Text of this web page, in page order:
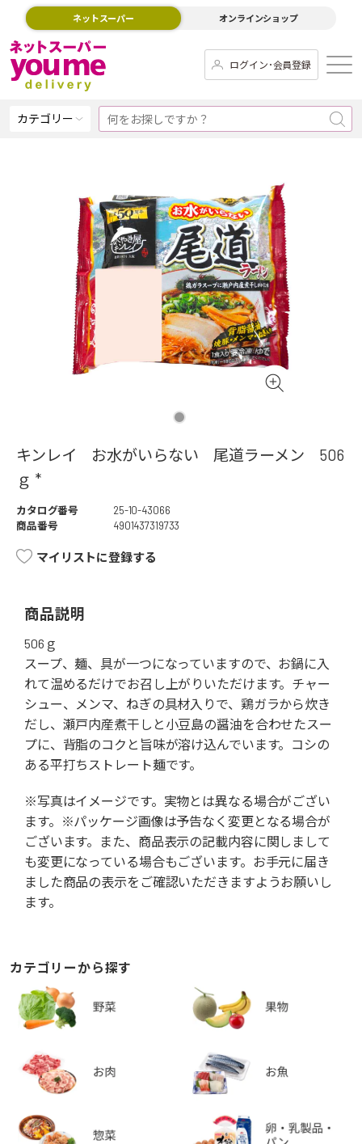
ネットスーパー オンラインショップ
ログイン･会員登録
カテゴリー
キンレイ お水がいらない 尾道ラーメン 506
ｇ *
カタログ番号
25-10-43066
商品番号
4901437319733
マイリストに登録する
商品説明
506ｇ
スープ、麺、具が一つになっていますので、お鍋に入
れて温めるだけでお召し上がりいただけます。チャー
シュー、メンマ、ねぎの具材入りで、鶏ガラから炊き
だし、瀬戸内産煮干しと小豆島の醤油を合わせたスー
プに、背脂のコクと旨味が溶け込んでいます。コシの
ある平打ちストレート麺です。
※写真はイメージです。実物とは異なる場合がござい
ます。※パッケージ画像は予告なく変更となる場合が
ございます。また、商品表示の記載内容に関しまして
も変更になっている場合もございます。お手元に届き
ました商品の表示をご確認いただきますようお願いし
ます。
カテゴリーから探す